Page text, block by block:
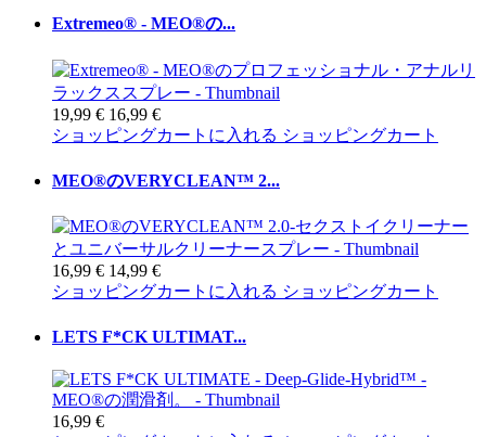
Extremeo® - MEO®の...
19,99 € 16,99 €
ショッピングカートに入れる ショッピングカート
MEO®のVERYCLEAN™ 2...
16,99 € 14,99 €
ショッピングカートに入れる ショッピングカート
LETS F*CK ULTIMAT...
16,99 €